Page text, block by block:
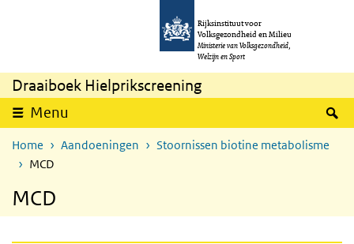
Overslaan en naar de inhoud gaan
Rijksinstituut voor
Volksgezondheid en Milieu
Ministerie van Volksgezondheid,
Welzijn en Sport
Draaiboek Hielprikscreening
Menu
Home Aandoeningen
Stoornissen biotine metabolisme
MCD
MCD